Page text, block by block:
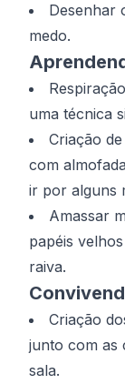
Desenhar
medo.
uma técnica
Criação
com
ir por alguns
Amassar
papéis
raiva.
Criação
junto com as
sala.